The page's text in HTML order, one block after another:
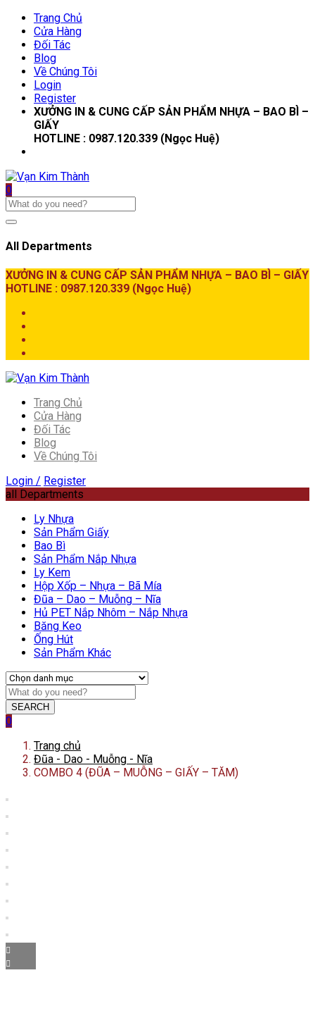
Trang Chủ
Cửa Hàng
Đối Tác
Blog
Về Chúng Tôi
Login
Register
XƯỞNG IN & CUNG CẤP SẢN PHẨM NHỰA – BAO BÌ –
GIẤY
HOTLINE : 0987.120.339 (Ngọc Huệ)
0
All Departments
XƯỞNG IN & CUNG CẤP SẢN PHẨM NHỰA – BAO BÌ – GIẤY
HOTLINE : 0987.120.339 (Ngọc Huệ)
Trang Chủ
Cửa Hàng
Đối Tác
Blog
Về Chúng Tôi
Login / Register
all Departments
Ly Nhựa
Sản Phẩm Giấy
Bao Bì
Sản Phẩm Nắp Nhựa
Ly Kem
Hộp Xốp – Nhựa – Bã Mía
Đũa – Dao – Muỗng – Nĩa
Hủ PET Nắp Nhôm – Nắp Nhựa
Băng Keo
Ống Hút
Sản Phẩm Khác
SEARCH
0
Trang chủ
Đũa - Dao - Muỗng - Nĩa
COMBO 4 (ĐŨA – MUỖNG – GIẤY – TĂM)